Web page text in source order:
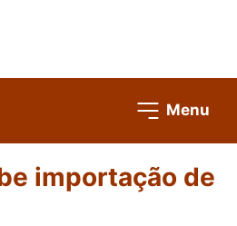
Menu
importação de